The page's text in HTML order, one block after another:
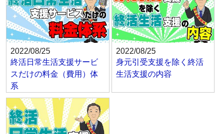
2022/08/25
終活日常生活支援サービ
スだけの料金（費用）体
系
2022/08/25
身元引受支援を除く終活
生活支援の内容